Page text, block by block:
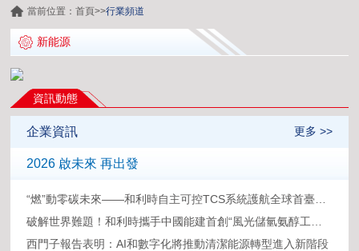
當前位置：首頁>>行業頻道
新能源
資訊動態
企業資訊 更多 >>
2026 啟未來 再出發
西門子報告表明：AI和數字化將推動清潔能源轉型進入新階段